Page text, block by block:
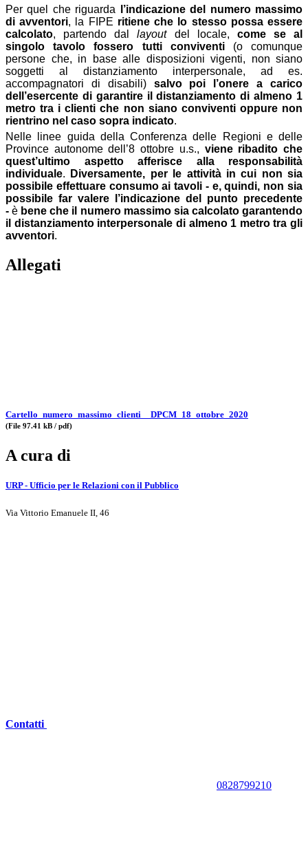
Per quel che riguarda
l’indicazione del numero massimo
di avventori, la FIPE ritiene che lo stesso possa essere
calcolato, partendo dallayout del locale, come se al
singolo tavolo fossero tutti conviventi (o comunque
persone che, in base alle disposizioni vigenti, non siano
soggetti al distanziamento interpersonale, ad es.
accompagnatori di disabili) salvo poi l’onere a carico
dell’esercente di garantire il distanziamento di almeno 1
metro tra i clienti che non siano conviventi oppure non
rientrino nel caso sopra indicato.
Nelle linee guida della Conferenza delle Regioni e delle
Province autonome dell’8 ottobre u.s., viene ribadito che
quest’ultimo aspetto afferisce alla responsabilità
individuale.
Diversamente, per le attività in cui non sia
possibile effettuare consumo ai tavoli - e, quindi, non sia
possibile far valere l’indicazione del punto precedente
-è bene che il numero massimo sia calcolato garantendo
il distanziamento interpersonale di almeno 1 metro tra gli
avventori.
Allegati
Cartello_numero_massimo_clienti__DPCM_18_ottobre_2020
(File 97.41 kB / pdf)
A cura di
URP - Ufficio per le Relazioni con il Pubblico
Via Vittorio Emanuele II, 46
Contatti
0828799210